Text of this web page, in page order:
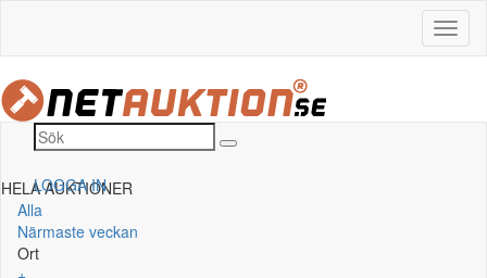
LOGGA IN
HELA AUKTIONER
Alla
Närmaste veckan
Ort